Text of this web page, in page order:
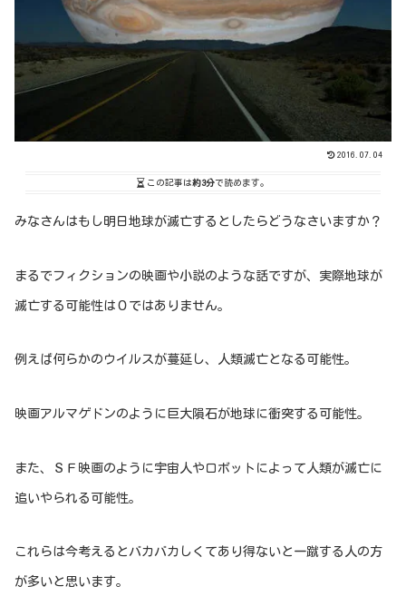
2016.07.04
この記事は約3分で読めます。
みなさんはもし明日地球が滅亡するとしたらどうなさいますか？
まるでフィクションの映画や小説のような話ですが、実際地球が
滅亡する可能性は０ではありません。
例えば何らかのウイルスが蔓延し、人類滅亡となる可能性。
映画アルマゲドンのように巨大隕石が地球に衝突する可能性。
また、ＳＦ映画のように宇宙人やロボットによって人類が滅亡に
追いやられる可能性。
これらは今考えるとバカバカしくてあり得ないと一蹴する人の方
が多いと思います。